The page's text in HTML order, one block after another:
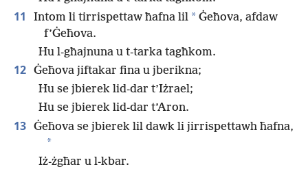
11 Intom li tirrispettaw ħafna lil * Ġeħova, afdaw
f’Ġeħova.
Hu l-għajnuna u t-tarka tagħkom.
12 Ġeħova jiftakar fina u jberikna;
Hu se jbierek lid-dar t’Iżrael;
Hu se jbierek lid-dar t’Aron.
13 Ġeħova se jbierek lil dawk li jirrispettawh ħafna,
*
Iż-żgħar u l-kbar.